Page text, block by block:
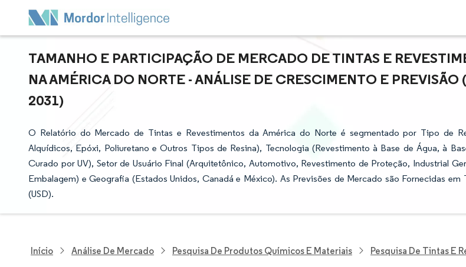
TAMANHO E PARTICIPAÇÃO DE MERCADO DE TINTAS E
NA AMÉRICA DO NORTE - ANÁLISE DE CRESCIMENTO E PREVISÃO
2031)
O Relatório do Mercado de Tintas e Revestimentos da América do Norte é segmentado por Tipo de
Alquídicos, Epóxi, Poliuretano e Outros Tipos de Resina), Tecnologia (Revestimento à Base de Água, à
Curado por UV), Setor de Usuário Final (Arquitetônico, Automotivo, Revestimento de Proteção, Industrial
Embalagem) e Geografia (Estados Unidos, Canadá e México). As Previsões de Mercado são Fornecidas em
(USD).
Início Análise De Mercado Pesquisa De Produtos Químicos E Materiais Pesquisa De Tintas E